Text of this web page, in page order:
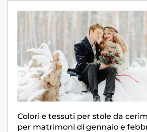
Colori e tessuti per stole da
per matrimoni di gennaio e